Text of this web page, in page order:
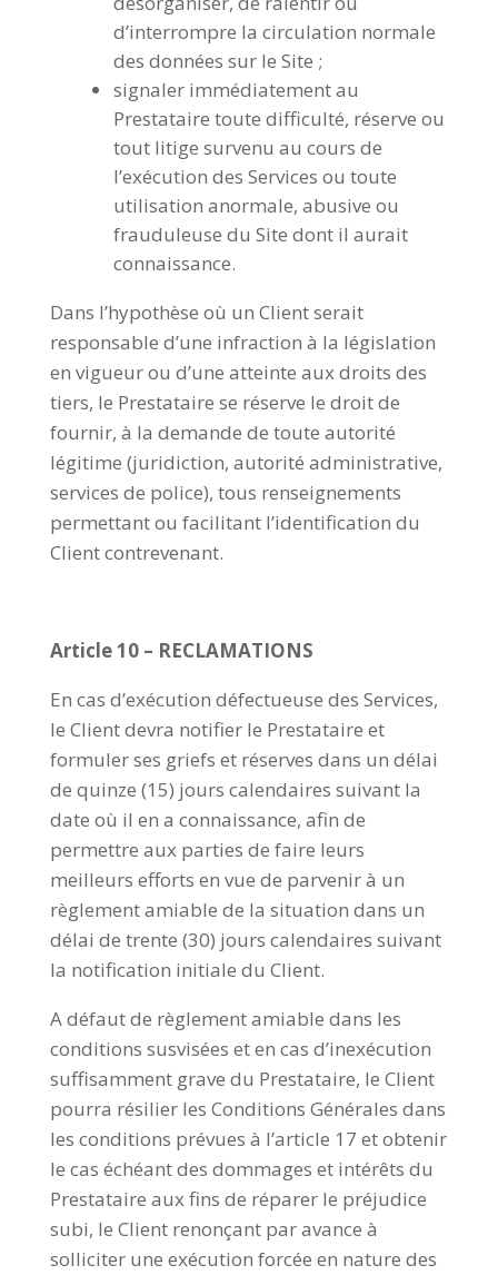
d’interrompre la circulation normale
des données sur le Site ;
signaler immédiatement au
Prestataire toute difficulté, réserve ou
tout litige survenu au cours de
l’exécution des Services ou toute
utilisation anormale, abusive ou
frauduleuse du Site dont il aurait
connaissance.
Dans l’hypothèse où un Client serait
responsable d’une infraction à la législation
en vigueur ou d’une atteinte aux droits des
tiers, le Prestataire se réserve le droit de
fournir, à la demande de toute autorité
légitime (juridiction, autorité administrative,
services de police), tous renseignements
permettant ou facilitant l’identification du
Client contrevenant.
Article 10 – RECLAMATIONS
En cas d’exécution défectueuse des Services,
le Client devra notifier le Prestataire et
formuler ses griefs et réserves dans un délai
de quinze (15) jours calendaires suivant la
date où il en a connaissance, afin de
permettre aux parties de faire leurs
meilleurs efforts en vue de parvenir à un
règlement amiable de la situation dans un
délai de trente (30) jours calendaires suivant
la notification initiale du Client.
A défaut de règlement amiable dans les
conditions susvisées et en cas d’inexécution
suffisamment grave du Prestataire, le Client
pourra résilier les Conditions Générales dans
les conditions prévues à l’article 17 et obtenir
le cas échéant des dommages et intérêts du
Prestataire aux fins de réparer le préjudice
subi, le Client renonçant par avance à
solliciter une exécution forcée en nature des